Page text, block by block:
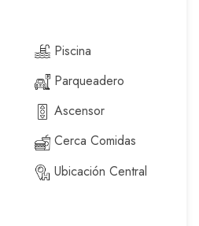
Piscina
Parqueadero
Ascensor
Cerca Comidas
Ubicación Central